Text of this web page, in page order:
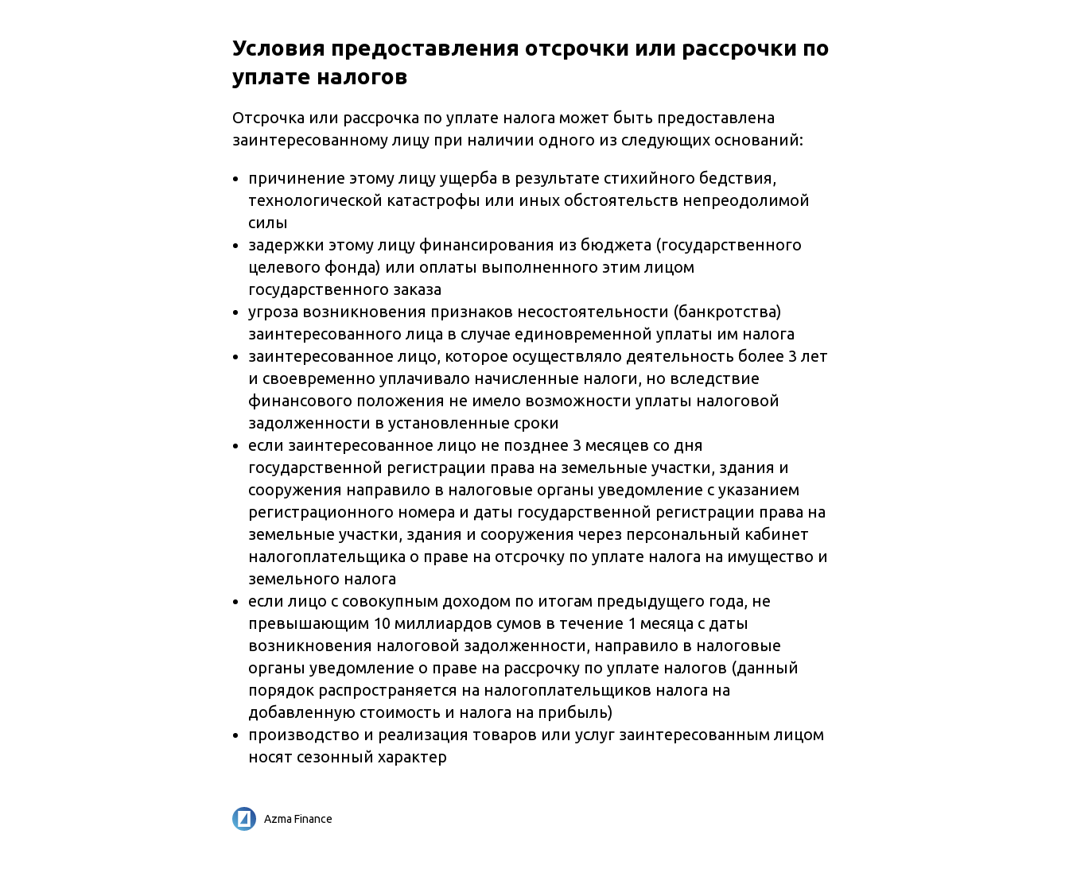
Условия предоставления отсрочки или рассрочки по
уплате налогов
Отсрочка или рассрочка по уплате налога может быть предоставлена
заинтересованному лицу при наличии одного из следующих оснований:
причинение этому лицу ущерба в результате стихийного бедствия,
технологической катастрофы или иных обстоятельств непреодолимой
силы
задержки этому лицу финансирования из бюджета (государственного
целевого фонда) или оплаты выполненного этим лицом
государственного заказа
угроза возникновения признаков несостоятельности (банкротства)
заинтересованного лица в случае единовременной уплаты им налога
заинтересованное лицо, которое осуществляло деятельность более 3 лет
и своевременно уплачивало начисленные налоги, но вследствие
финансового положения не имело возможности уплаты налоговой
задолженности в установленные сроки
если заинтересованное лицо не позднее 3 месяцев со дня
государственной регистрации права на земельные участки, здания и
сооружения направило в налоговые органы уведомление с указанием
регистрационного номера и даты государственной регистрации права на
земельные участки, здания и сооружения через персональный кабинет
налогоплательщика о праве на отсрочку по уплате налога на имущество и
земельного налога
если лицо с совокупным доходом по итогам предыдущего года, не
превышающим 10 миллиардов сумов в течение 1 месяца с даты
возникновения налоговой задолженности, направило в налоговые
органы уведомление о праве на рассрочку по уплате налогов (данный
порядок распространяется на налогоплательщиков налога на
добавленную стоимость и налога на прибыль)
производство и реализация товаров или услуг заинтересованным лицом
носят сезонный характер
Azma Finance